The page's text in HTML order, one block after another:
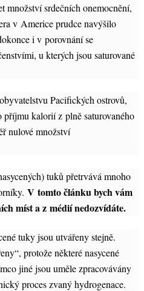
množství srdečních onemocnění,
v Americe prudce navýšilo
i v porovnání se
u kterých jsou saturované
Pacifických ostrovů,
příjmu kalorií z plně saturovaného
nulové množství
tuků přetrvává mnoho
V tomto článku bych vám
míst a z médií nedozvídáte.
tuky jsou utvářeny stejně.
protože některé nasycené
jiné jsou uměle zpracovávány
proces zvaný hydrogenace.